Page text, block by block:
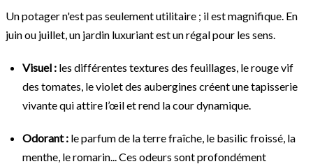
Un potager n'est pas seulement utilitaire ; il est magnifique. En
juin ou juillet, un jardin luxuriant est un régal pour les sens.
Visuel : les différentes textures des feuillages, le rouge vif
des tomates, le violet des aubergines créent une tapisserie
vivante qui attire l’œil et rend la cour dynamique.
Odorant : le parfum de la terre fraîche, le basilic froissé, la
menthe, le romarin... Ces odeurs sont profondément